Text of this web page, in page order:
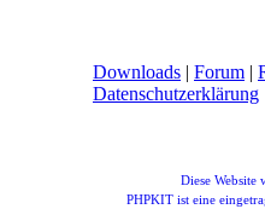
Downloads | Forum |
Datenschutzerklärung
Diese Website
PHPKIT ist eine